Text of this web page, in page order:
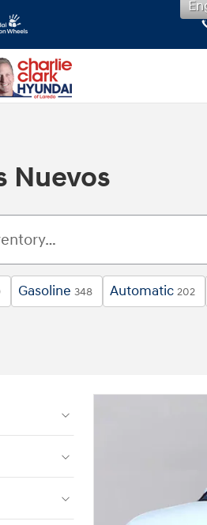
Nuevos
Gasoline 348 Automatic 202